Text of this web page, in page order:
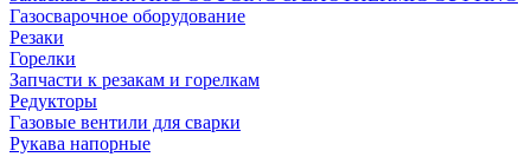
Газосварочное оборудование
Резаки
Горелки
Запчасти к резакам и горелкам
Редукторы
Газовые вентили для сварки
Рукава напорные